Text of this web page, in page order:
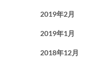
2019年2月
2019年1月
2018年12月